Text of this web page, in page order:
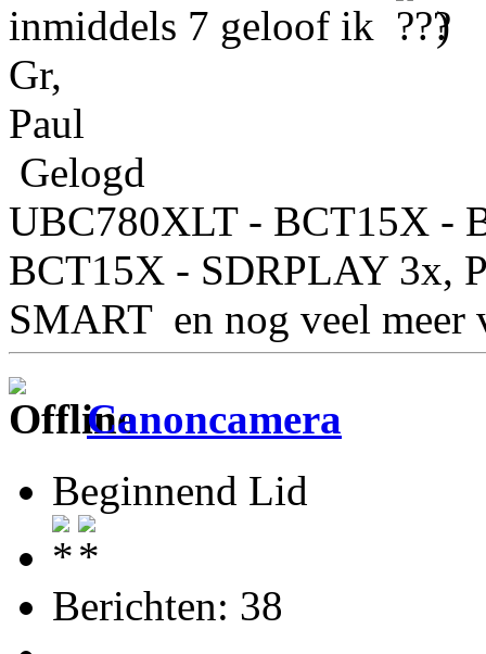
inmiddels 7 geloof ik
)
Gr,
Paul
Gelogd
UBC780XLT - BCT15X -
BCT15X - SDRPLAY 3x,
SMART en nog veel meer
Canoncamera
Beginnend Lid
Berichten: 38